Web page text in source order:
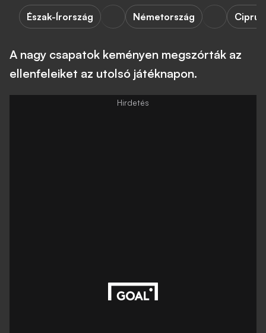
Észak-Írország Németország Ciprus
A nagy csapatok keményen megszórták az
ellenfeleiket az utolsó játéknapon.